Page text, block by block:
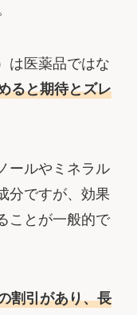
は医薬品ではな
ると期待とズレ
ールやミネラル
分ですが、効果
ことが一般的で
割引があり、長